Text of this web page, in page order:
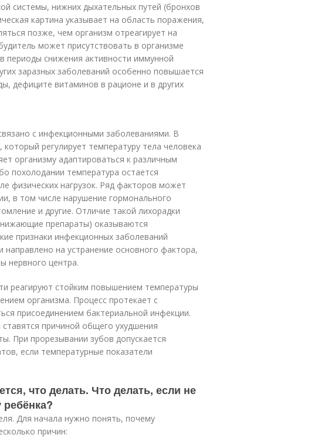
системы, нижних дыхательных путей (бронхов
картина указывает на область поражения,
позже, чем организм отреагирует на
может присутствовать в организме
периоды снижения активности иммунной
заразных заболеваний особенно повышается
дефиците витаминов в рационе и в других
с инфекционными заболеваниями. В
регулирует температуру тела человека
организму адаптироваться к различным
похолодании температура остается
физических нагрузок. Ряд факторов может
в том числе нарушение гормонального
и другие. Отличие такой лихорадки
препараты) оказываются
признаки инфекционных заболеваний
на устранение основного фактора,
нервного центра.
реагируют стойким повышением температуры
организма. Процесс протекает с
присоединением бактериальной инфекции.
причиной общего ухудшения
При прорезывании зубов допускается
если температурные показатели
что делать. Что делать, если не
ребёнка?
Для начала нужно понять, почему
причин: